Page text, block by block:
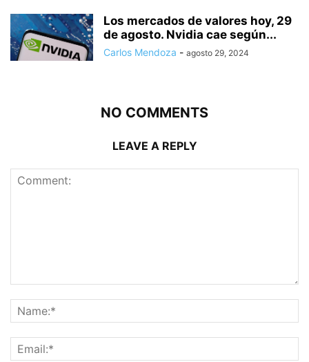
Los mercados de valores hoy, 29
de agosto. Nvidia cae según...
Carlos Mendoza - agosto 29, 2024
NO COMMENTS
LEAVE A REPLY